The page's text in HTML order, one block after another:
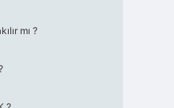
mı ?